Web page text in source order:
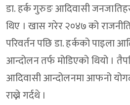
डा. हर्क गुरुङ आदिवासी
थिए । खास गरेर २०४७ को
परिवर्तन पछि डा. हर्कको पाइला
आन्दोलन तर्फ मोडिएको थियो ।
आदिवासी आन्दोलनमा आफनो
राख्ने गर्दथे ।